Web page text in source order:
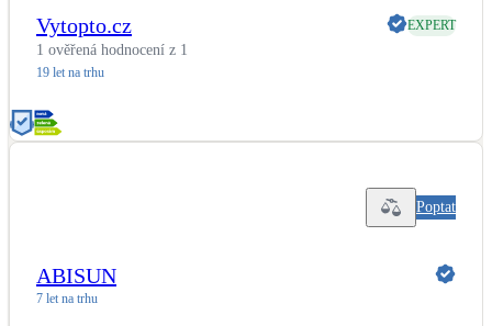
Vytopto.cz EXPERT
1 ověřená hodnocení z 1
19 let na trhu
Poptat
ABISUN
7 let na trhu